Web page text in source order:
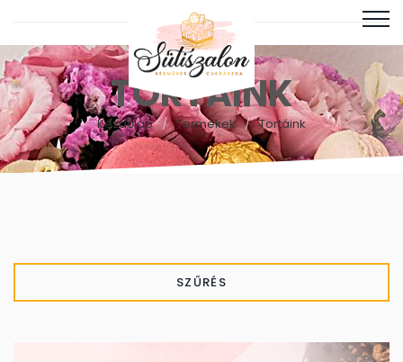
TORTÁINK
Kezdőlap Termékek Tortáink
SZŰRÉS